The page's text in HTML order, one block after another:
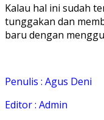
Kalau hal ini sudah
tunggakan dan
baru dengan
Penulis : Agus Deni
Editor : Admin